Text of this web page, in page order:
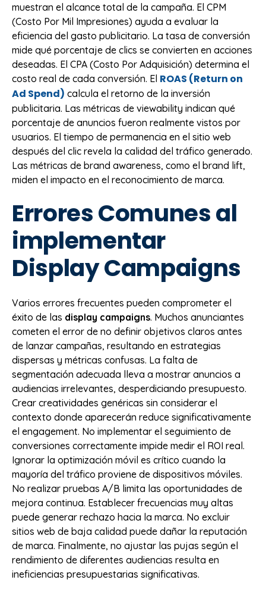
muestran el alcance total de la campaña. El CPM
(Costo Por Mil Impresiones) ayuda a evaluar la
eficiencia del gasto publicitario. La tasa de conversión
mide qué porcentaje de clics se convierten en acciones
deseadas. El CPA (Costo Por Adquisición) determina el
costo real de cada conversión. El ROAS (Return on
Ad Spend) calcula el retorno de la inversión
publicitaria. Las métricas de viewability indican qué
porcentaje de anuncios fueron realmente vistos por
usuarios. El tiempo de permanencia en el sitio web
después del clic revela la calidad del tráfico generado.
Las métricas de brand awareness, como el brand lift,
miden el impacto en el reconocimiento de marca.
Errores Comunes al
implementar
Display Campaigns
Varios errores frecuentes pueden comprometer el
éxito de las display campaigns. Muchos anunciantes
cometen el error de no definir objetivos claros antes
de lanzar campañas, resultando en estrategias
dispersas y métricas confusas. La falta de
segmentación adecuada lleva a mostrar anuncios a
audiencias irrelevantes, desperdiciando presupuesto.
Crear creatividades genéricas sin considerar el
contexto donde aparecerán reduce significativamente
el engagement. No implementar el seguimiento de
conversiones correctamente impide medir el ROI real.
Ignorar la optimización móvil es crítico cuando la
mayoría del tráfico proviene de dispositivos móviles.
No realizar pruebas A/B limita las oportunidades de
mejora continua. Establecer frecuencias muy altas
puede generar rechazo hacia la marca. No excluir
sitios web de baja calidad puede dañar la reputación
de marca. Finalmente, no ajustar las pujas según el
rendimiento de diferentes audiencias resulta en
ineficiencias presupuestarias significativas.